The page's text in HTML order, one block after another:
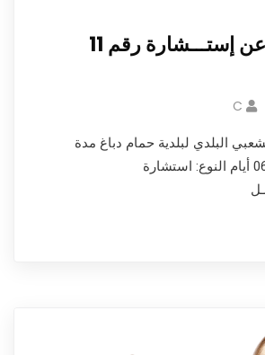
اعلان إجراء عن إستـــشارة رقم 11
C
البلدي لبلدية حمام دباغ مدة
تحضير العروض : 06 أيام النوع: استشارة